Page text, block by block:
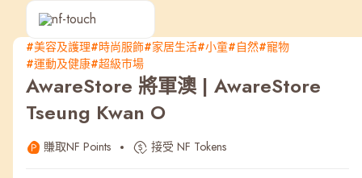
熱門
NF 種籽 NF Points
#美容及護理#時尚服飾#家居生活#小童#自然#寵物
#運動及健康#超級巿場
AwareStore 將軍澳 | AwareStore
Tseung Kwan O
賺取NF Points 接受 NF Tokens